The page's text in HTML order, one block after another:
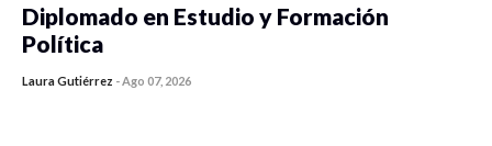
Diplomado en Estudio y Formación
Política
Laura Gutiérrez -Ago 07, 2026